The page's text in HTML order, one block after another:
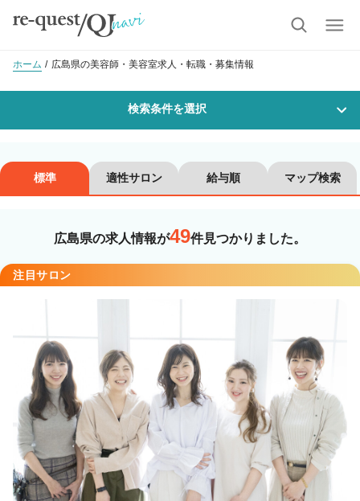
ホーム 広島県の美容師・美容室求人・転職・募集情報
検索条件を選択
沿線・駅を選択 市区町村を選択
職種・技能ランク
カラーリスト フロント・レセプション
ヘアメイク・美容部員 アイリスト
ネイリスト エステティシャン
講師・インストラクター 営業・販売スタッフ・その他
標準 適性サロン 給与順 マップ検索
広島県の求人情報が49件見つかりました。
注目サロン